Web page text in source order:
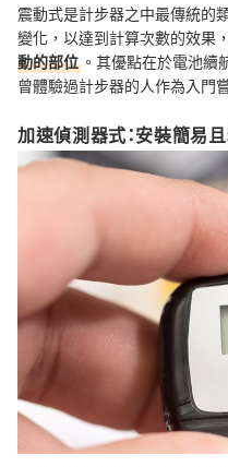
震動式是計步器之中最傳統的
變化，以達到計算次數的效果
動的部位 。其優點在於電池續
曾體驗過計步器的人作為入門
加速偵測器式：安裝簡易